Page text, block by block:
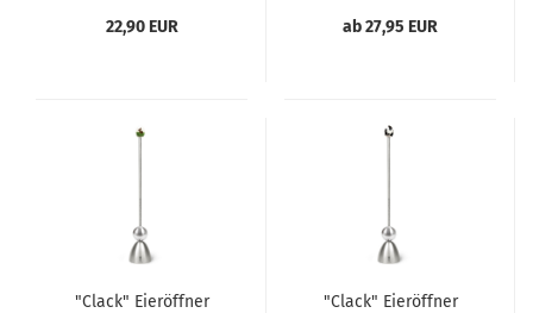
22,90 EUR ab 27,95 EUR
"Clack" Eieröffner
"Clack" Eieröffner